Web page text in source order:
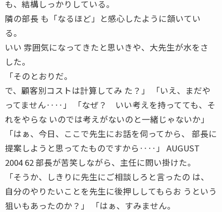
も、結構しっかりしている。
隣の部長 も「なるほど」と感心したように頷いてい
る。
いい 雰囲気になってきたと思いきや、大先生が水をさ
した。
「そのとおりだ。
で、顧客別コストは計算してみ た？」 「いえ、まだや
ってません‥‥」 「なぜ？ いい考えを持ってても、そ
れをやらな いのでは考えがないのと一緒じゃないか」
「はぁ、今日、ここで先生にお話を伺ってから、 部長に
提案しようと思ってたものですから‥‥」 AUGUST
2004 62 部長が苦笑しながら、主任に問い掛けた。
「そうか、しきりに先生にご相談しろと言ったの は、
自分のやりたいことを先生に後押ししてもらお うという
狙いもあったのか？」 「はぁ、すみません。